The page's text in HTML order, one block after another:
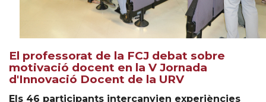
El professorat de la FCJ debat sobre
motivació docent en la V Jornada
d'Innovació Docent de la URV
Els 46 participants intercanvien experiències